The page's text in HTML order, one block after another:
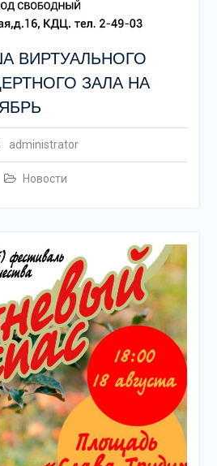
ВИРТУАЛЬНОГО
ЗАЛА НА
administrator
Новости